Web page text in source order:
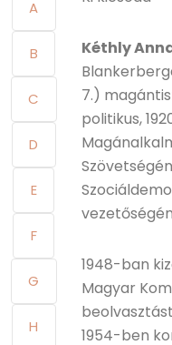
A
B
C
D
E
F
G
H
Kéthly
7.)
politikus,
1948-ban
Magyar
1954-ben